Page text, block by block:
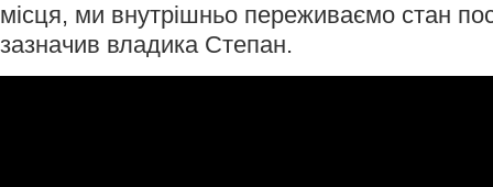
місця, ми внутрішньо переживаємо стан
зазначив владика Степан.